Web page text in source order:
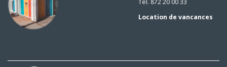
Tel. 872 20 00 33
Location de vancances